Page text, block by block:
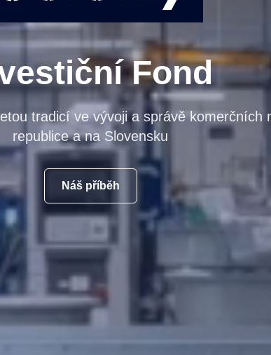
Fond
tradicí ve vývoji a správě komerčních
republice a na Slovensku
Náš příběh